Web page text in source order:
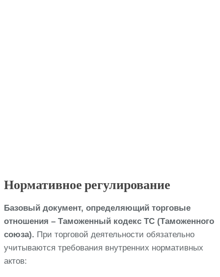
Нормативное регулирование
Базовый документ, определяющий торговые
отношения – Таможенный кодекс ТС (Таможенного
союза). При торговой деятельности обязательно
учитываются требования внутренних нормативных
актов: